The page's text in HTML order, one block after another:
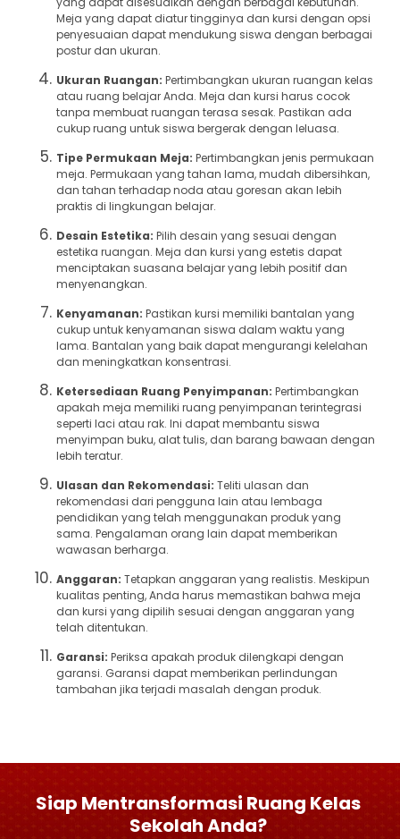
Meja yang dapat diatur tingginya dan kursi dengan opsi
penyesuaian dapat mendukung siswa dengan berbagai
postur dan ukuran.
Ukuran Ruangan: Pertimbangkan ukuran ruangan kelas
atau ruang belajar Anda. Meja dan kursi harus cocok
tanpa membuat ruangan terasa sesak. Pastikan ada
cukup ruang untuk siswa bergerak dengan leluasa.
Tipe Permukaan Meja: Pertimbangkan jenis permukaan
meja. Permukaan yang tahan lama, mudah dibersihkan,
dan tahan terhadap noda atau goresan akan lebih
praktis di lingkungan belajar.
Desain Estetika: Pilih desain yang sesuai dengan
estetika ruangan. Meja dan kursi yang estetis dapat
menciptakan suasana belajar yang lebih positif dan
menyenangkan.
Kenyamanan: Pastikan kursi memiliki bantalan yang
cukup untuk kenyamanan siswa dalam waktu yang
lama. Bantalan yang baik dapat mengurangi kelelahan
dan meningkatkan konsentrasi.
Ketersediaan Ruang Penyimpanan: Pertimbangkan
apakah meja memiliki ruang penyimpanan terintegrasi
seperti laci atau rak. Ini dapat membantu siswa
menyimpan buku, alat tulis, dan barang bawaan dengan
lebih teratur.
Ulasan dan Rekomendasi: Teliti ulasan dan
rekomendasi dari pengguna lain atau lembaga
pendidikan yang telah menggunakan produk yang
sama. Pengalaman orang lain dapat memberikan
wawasan berharga.
Anggaran: Tetapkan anggaran yang realistis. Meskipun
kualitas penting, Anda harus memastikan bahwa meja
dan kursi yang dipilih sesuai dengan anggaran yang
telah ditentukan.
Garansi: Periksa apakah produk dilengkapi dengan
garansi. Garansi dapat memberikan perlindungan
tambahan jika terjadi masalah dengan produk.
Siap Mentransformasi Ruang Kelas
Sekolah Anda?